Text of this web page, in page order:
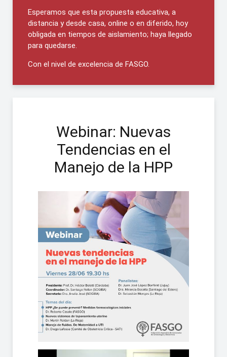
Esperamos que esta propuesta educativa, a
distancia y desde casa, online o en diferido, hoy
obligada en tiempos de aislamiento; haya llegado
para quedarse.
Con el nivel de excelencia de FASGO.
Webinar: Nuevas
Tendencias en el
Manejo de la HPP